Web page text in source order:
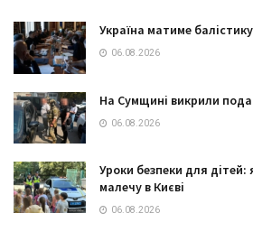
Україна матиме балістику
06.08.2026
На Сумщині викрили
06.08.2026
Уроки безпеки для дітей:
малечу в Києві
06.08.2026